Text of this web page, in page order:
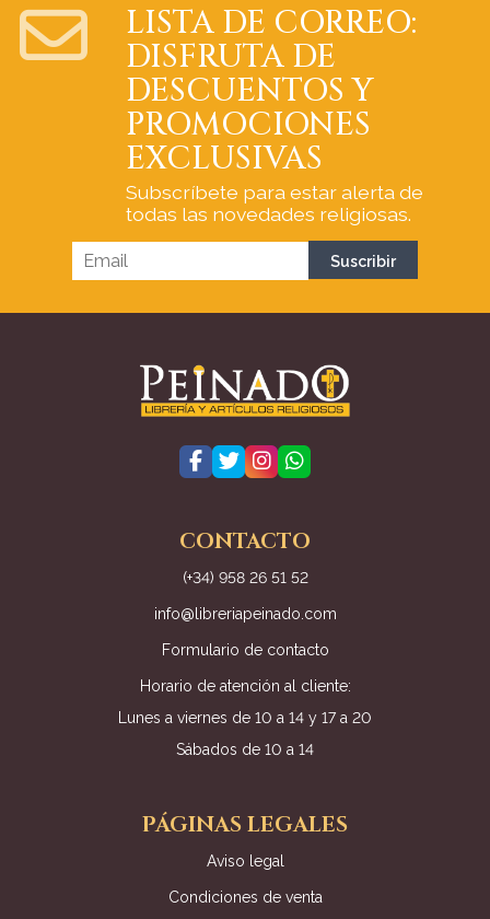
LISTA DE CORREO:
DISFRUTA DE
DESCUENTOS Y
PROMOCIONES
EXCLUSIVAS
Subscríbete para estar alerta de
todas las novedades religiosas.
CONTACTO
(+34) 958 26 51 52
info@libreriapeinado.com
Formulario de contacto
Horario de atención al cliente:
Lunes a viernes de 10 a 14 y 17 a 20
Sábados de 10 a 14
PÁGINAS LEGALES
Aviso legal
Condiciones de venta